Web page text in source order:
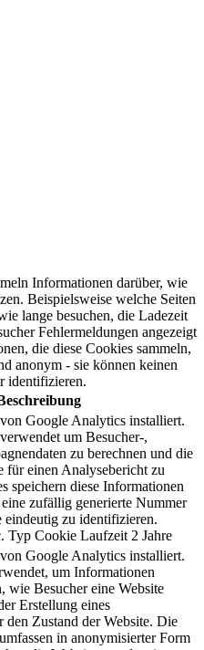
Informationen darüber, wie
Beispielsweise welche Seiten
lange besuchen, die Ladezeit
Fehlermeldungen angezeigt
die diese Cookies sammeln,
anonym - sie können keinen
identifizieren.
Google Analytics installiert.
um Besucher-,
zu berechnen und die
für einen Analysebericht zu
speichern diese Informationen
zufällig generierte Nummer
eindeutig zu identifizieren.
Typ Cookie Laufzeit 2 Jahre
Google Analytics installiert.
um Informationen
wie Besucher eine Website
Erstellung eines
den Zustand der Website. Die
in anonymisierter Form